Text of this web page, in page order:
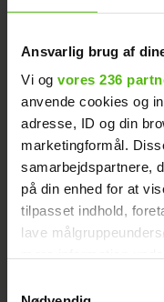
Ansvarlig brug af
Vi og vores 236
anvende cookies og
adresse, ID og din
marketingformål.
samarbejdspartnere,
på din enhed for at
tilpasset indhold,
lave
tilbage eller ændre
Klippet ud
rørt til